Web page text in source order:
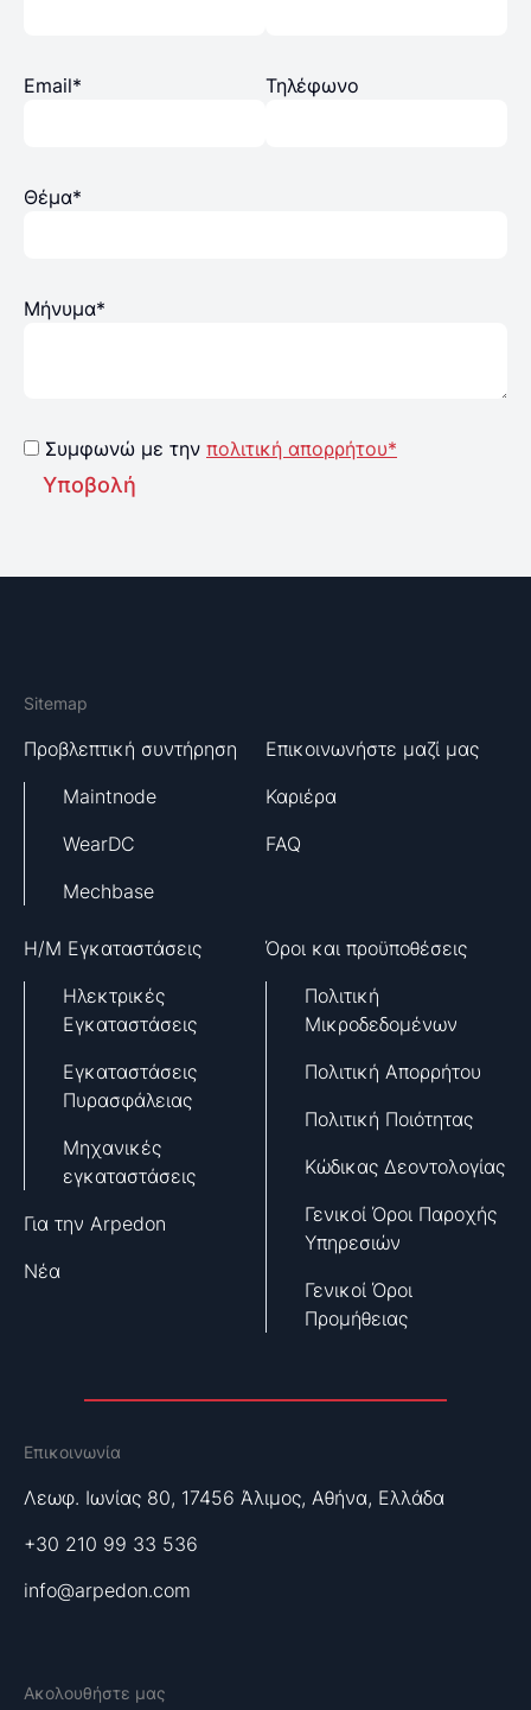
Email* Τηλέφωνο
Θέμα*
Μήνυμα*
Συμφωνώ με την πολιτική απορρήτου*
Υποβολή
Sitemap
Προβλεπτική συντήρηση
Maintnode
WearDC
Mechbase
H/M Εγκαταστάσεις
Ηλεκτρικές
Εγκαταστάσεις
Εγκαταστάσεις
Πυρασφάλειας
Μηχανικές
εγκαταστάσεις
Για την Arpedon
Νέα
Επικοινωνήστε μαζί μας
Καριέρα
FAQ
Όροι και προϋποθέσεις
Πολιτική
Μικροδεδομένων
Πολιτική Απορρήτου
Πολιτική Ποιότητας
Κώδικας Δεοντολογίας
Γενικοί Όροι Παροχής
Υπηρεσιών
Γενικοί Όροι
Προμήθειας
Επικοινωνία
Λεωφ. Ιωνίας 80, 17456 Άλιμος, Αθήνα, Ελλάδα
+30 210 99 33 536
info@arpedon.com
Ακολουθήστε μας